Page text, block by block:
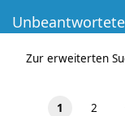
Zur erweiterten
1 2